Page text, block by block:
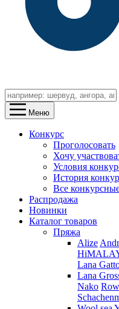
Меню
Конкурс
Проголосовать
Хочу
Условия
История
Все
Распродажа
Новинки
Каталог товаров
Пряжа
Alize
Lana
Lana
Nako